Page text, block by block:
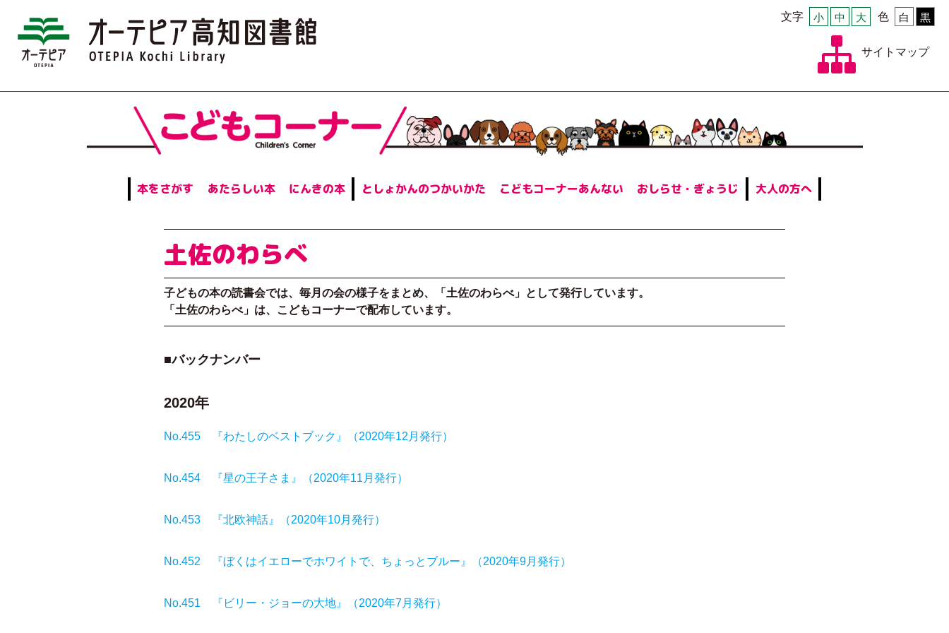
色 白 黒
文字 小 中 大
サイトマップ
本をさがす あたらしい本 にんきの本 としょかんのつかいかた こどもコーナーあんない おしらせ・ぎょうじ 大人の方へ
土佐のわらべ
子どもの本の読書会では、毎月の会の様子をまとめ、「土佐のわらべ」として発行しています。
「土佐のわらべ」は、こどもコーナーで配布しています。
■バックナンバー
2020年
No.455 『わたしのベストブック』（2020年12月発行）
No.454 『星の王子さま』（2020年11月発行）
No.453 『北欧神話』（2020年10月発行）
No.452 『ぼくはイエローでホワイトで、ちょっとブルー』（2020年9月発行）
No.451 『ビリー・ジョーの大地』（2020年7月発行）